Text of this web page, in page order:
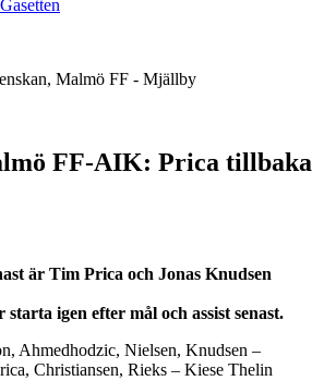
FF-AIK: Prica tillbaka
är Tim Prica och Jonas Knudsen
igen efter mål och assist senast.
Ahmedhodzic, Nielsen, Knudsen –
Christiansen, Rieks – Kiese Thelin